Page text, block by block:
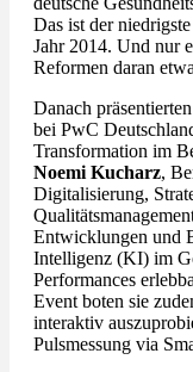
Das ist der
Jahr 2014. Und nur
Reformen daran
Danach präsentierten
bei PwC
Transformation im
Noemi Kucharz,
Digitalisierung,
Entwicklungen und
Intelligenz (KI) im
Performances
Event boten sie
interaktiv
Pulsmessung via